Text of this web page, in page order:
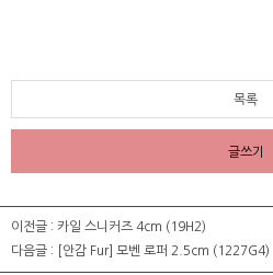
목록
글쓰기
이전글 : 카일 스니커즈 4cm (19H2)
다음글 :
[안감 Fur] 모벤 로퍼 2.5cm (1227G4)